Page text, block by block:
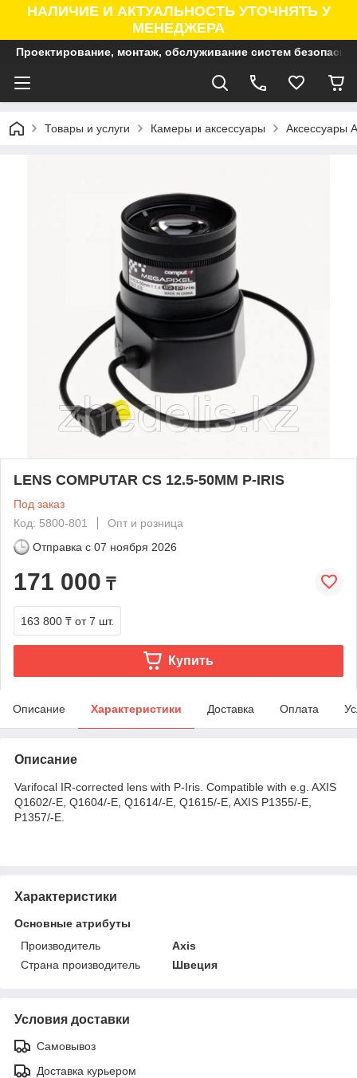
НАЛИЧИЕ И АКТУАЛЬНОСТЬ УТОЧНЯТЬ У
МЕНЕДЖЕРА
Проектирование, монтаж, обслуживание систем
Товары и услуги Камеры и аксессуары Аксессуары
LENS COMPUTAR CS 12.5-50MM P-IRIS
Под заказ
Код: 5800-801
Опт и розница
Отправка с 07 ноября 2026
171 000 ₸
163 800 ₸ от 7 шт.
Купить
Описание Характеристики Доставка Оплата
Описание
Varifocal IR-corrected lens with P-Iris. Compatible with e.g. AXIS
Q1602/-E, Q1604/-E, Q1614/-E, Q1615/-E, AXIS P1355/-E,
P1357/-E.
Характеристики
Основные атрибуты
Производитель
Axis
Страна производитель
Швеция
Условия доставки
Самовывоз
Доставка курьером